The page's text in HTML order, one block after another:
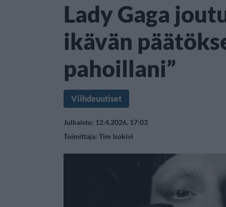
Lady Gaga
ikävän
pahoillani”
Viihdeuutiset
Julkaistu: 12.4.2026, 17:03
Toimittaja: Tim Isokivi